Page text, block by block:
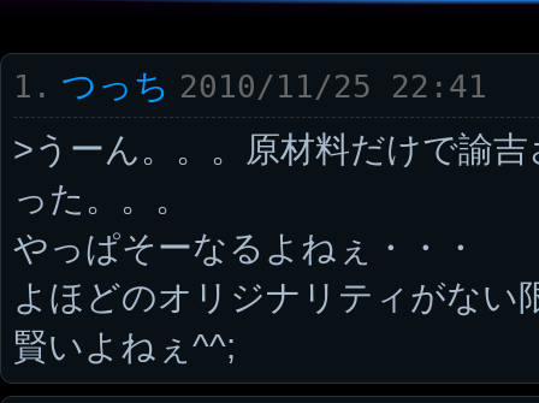
1. つっち 2010/11/25 22:41
>うーん。。。原材料だけで諭
った。。。
やっぱそーなるよねぇ・・・
よほどのオリジナリティがない
賢いよねぇ^^;